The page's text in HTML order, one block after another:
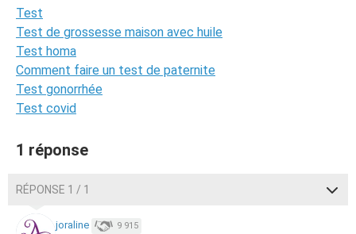
Test
Test de grossesse maison avec huile
Test homa
Comment faire un test de paternite
Test gonorrhée
Test covid
1 réponse
RÉPONSE 1 / 1
joraline 9 915